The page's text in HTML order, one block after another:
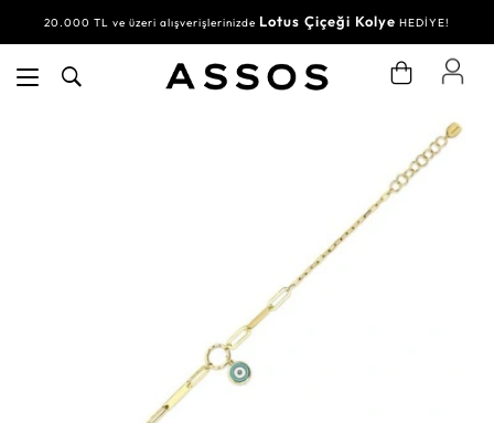
20.000 TL ve üzeri alışverişlerinizde Lotus Çiçeği Kolye HEDİYE!